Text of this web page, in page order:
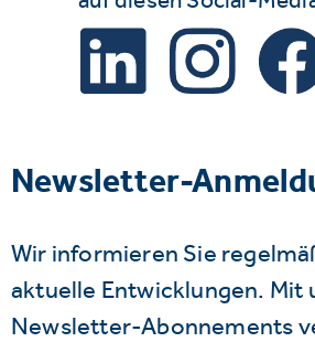
Newsletter-
Wir informieren Sie
aktuelle Entwicklungen. Mit
Newsletter-Abonnements